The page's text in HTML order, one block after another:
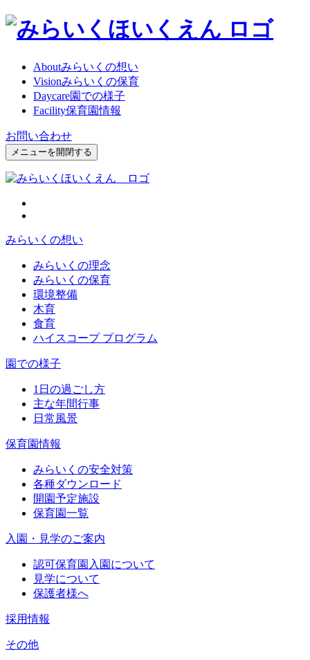
Aboutみらいくの想い
Visionみらいくの保育
Daycare園での様子
Facility保育園情報
お問い合わせ
メニューを開閉する
みらいくの想い
みらいくの理念
みらいくの保育
環境整備
木育
食育
ハイスコープ プログラム
園での様子
1日の過ごし方
主な年間行事
日常風景
保育園情報
みらいくの安全対策
各種ダウンロード
開園予定施設
保育園一覧
入園・見学のご案内
認可保育園入園について
見学について
保護者様へ
採用情報
その他